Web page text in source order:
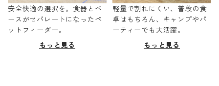
安全快適の選択を。食器とベ
ースがセパレートになったペ
ットフィーダー。
もっと見る
軽量で割れにくい、普段の食
卓はもちろん、キャンプやパ
ーティーでも大活躍。
もっと見る